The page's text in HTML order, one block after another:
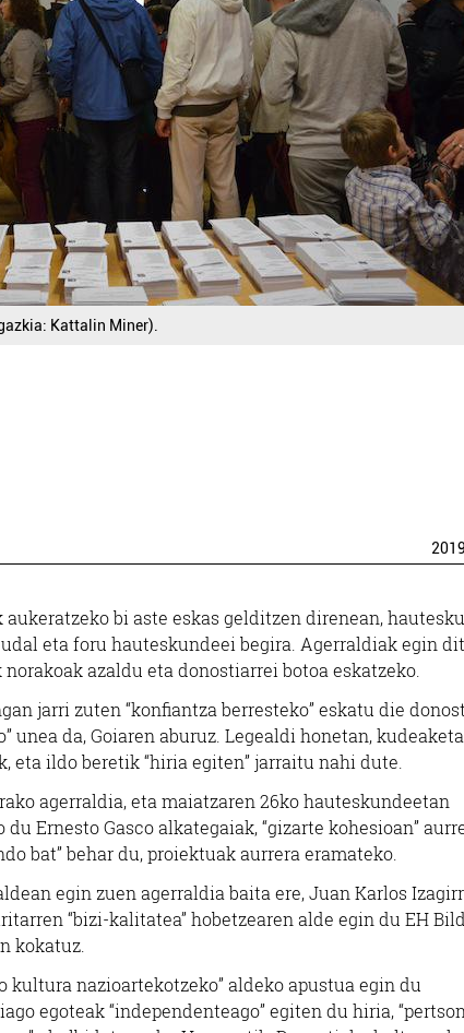
Kattalin Miner).
bi aste eskas gelditzen direnean,
eta foru hauteskundeei begira. Agerraldiak egin
azaldu eta donostiarrei botoa eskatzeko.
jarri zuten “konfiantza berresteko” eskatu die
da, Goiaren aburuz. Legealdi honetan, kudeaketa
eta ildo beretik “hiria egiten” jarraitu nahi dute.
agerraldia, eta maiatzaren 26ko hauteskundeetan
Ernesto Gasco alkategaiak, “gizarte kohesioan”
bat” behar du, proiektuak aurrera eramateko.
egin zuen agerraldia baita ere, Juan Karlos
“bizi-kalitatea” hobetzearen alde egin du EH
kokatuz.
kultura nazioartekotzeko” aldeko apustua egin du
egoteak “independenteago” egiten du hiria,